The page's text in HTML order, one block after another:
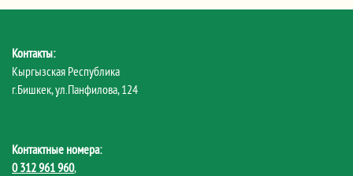
Контакты:
Кыргызская Республика
г.Бишкек, ул.Панфилова, 124
Контактные номера:
0 312 961 960,